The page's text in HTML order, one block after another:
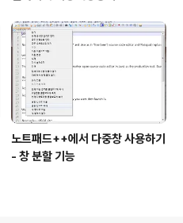
노트패드++에서 다중창 사용하기
- 창 분할 기능